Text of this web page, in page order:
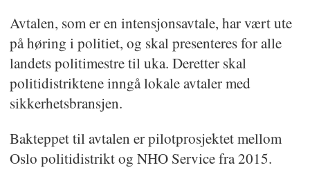
Avtalen, som er en intensjonsavtale, har vært ute
på høring i politiet, og skal presenteres for alle
landets politimestre til uka. Deretter skal
politidistriktene inngå lokale avtaler med
sikkerhetsbransjen.
Bakteppet til avtalen er pilotprosjektet mellom
Oslo politidistrikt og NHO Service fra 2015.